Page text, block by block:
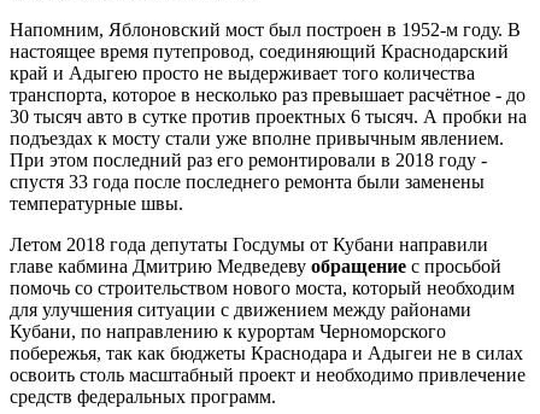
Напомним, Яблоновский мост был построен в 1952-м году. В
настоящее время путепровод, соединяющий Краснодарский
край и Адыгею просто не выдерживает того количества
транспорта, которое в несколько раз превышает расчётное - до
30 тысяч авто в сутке против проектных 6 тысяч. А пробки на
подъездах к мосту стали уже вполне привычным явлением.
При этом последний раз его ремонтировали в 2018 году -
спустя 33 года после последнего ремонта были заменены
температурные швы.
Летом 2018 года депутаты Госдумы от Кубани направили
главе кабмина Дмитрию Медведеву обращение с просьбой
помочь со строительством нового моста, который необходим
для улучшения ситуации с движением между районами
Кубани, по направлению к курортам Черноморского
побережья, так как бюджеты Краснодара и Адыгеи не в силах
освоить столь масштабный проект и необходимо привлечение
средств федеральных программ.